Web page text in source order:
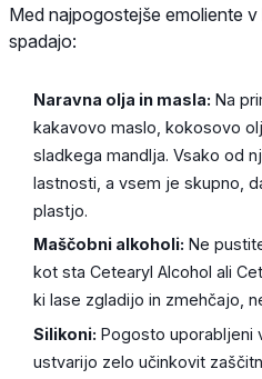
Med najpogostejše emoliente
spadajo:
Naravna olja in masla: Na
kakavovo maslo, kokosovo
sladkega mandlja. Vsako od
lastnosti, a vsem je skupno,
plastjo.
Maščobni alkoholi: Ne
kot sta Cetearyl Alcohol ali
ki lase zgladijo in zmehčajo,
Silikoni: Pogosto uporabljeni
ustvarijo zelo učinkovit